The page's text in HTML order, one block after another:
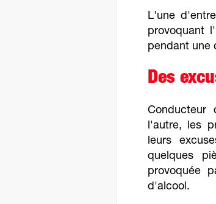
L'une
provoquant
pendant une
Des
Conducteur
l'autre, les
leurs
quelques
provoquée
d'alcool.